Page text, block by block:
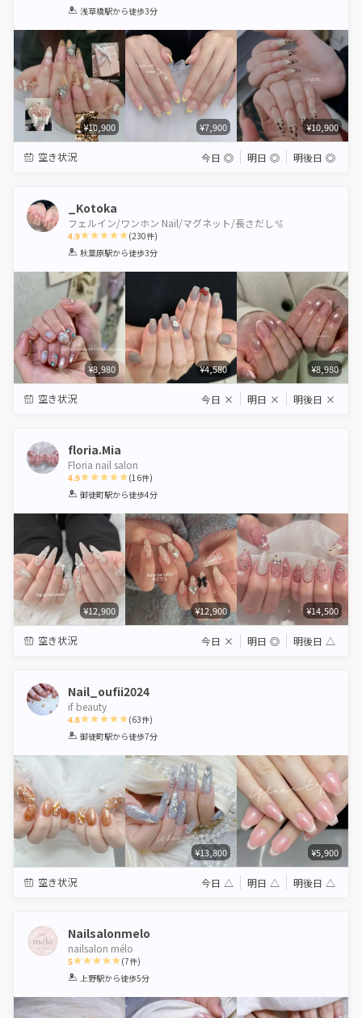
1 2 3 4 5
浅草橋駅から徒歩3分
¥10,900 ¥7,900 ¥10,900
空き状況 今日 ◎ 明日 ◎ 明後日 ◎
_Kotoka
フェルイン/ワンホン Nail/マグネット/長さだし🫧
4.9
1 2 3 4 5
(230件)
秋葉原駅から徒歩3分
¥8,980 ¥4,580 ¥8,980
空き状況 今日 × 明日 × 明後日 ×
floria.Mia
Floria nail salon
4.9
1 2 3 4 5
(16件)
御徒町駅から徒歩4分
¥12,900 ¥12,900 ¥14,500
空き状況 今日 × 明日 ◎ 明後日 △
Nail_oufii2024
if beauty
4.8
1 2 3 4 5
(63件)
御徒町駅から徒歩7分
¥13,800 ¥5,900
空き状況 今日 △ 明日 △ 明後日 △
Nailsalonmelo
nailsalon mélo
5
1 2 3 4 5
(7件)
上野駅から徒歩5分